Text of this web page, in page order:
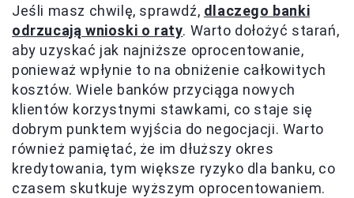
Jeśli masz chwilę, sprawdź, dlaczego banki
odrzucają wnioski o raty. Warto dołożyć starań,
aby uzyskać jak najniższe oprocentowanie,
ponieważ wpłynie to na obniżenie całkowitych
kosztów. Wiele banków przyciąga nowych
klientów korzystnymi stawkami, co staje się
dobrym punktem wyjścia do negocjacji. Warto
również pamiętać, że im dłuższy okres
kredytowania, tym większe ryzyko dla banku, co
czasem skutkuje wyższym oprocentowaniem.